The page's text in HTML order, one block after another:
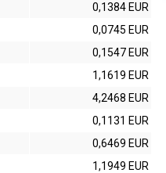
0,1384 EUR
0,0745 EUR
0,1547 EUR
1,1619 EUR
4,2468 EUR
0,1131 EUR
0,6469 EUR
1,1949 EUR